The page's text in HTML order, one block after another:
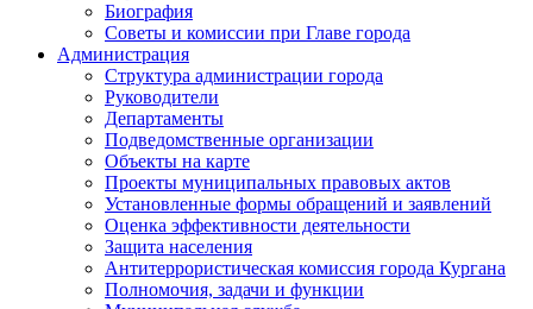
Биография
Советы и комиссии при Главе города
Администрация
Структура администрации города
Руководители
Департаменты
Подведомственные организации
Объекты на карте
Проекты муниципальных правовых актов
Установленные формы обращений и заявлений
Оценка эффективности деятельности
Защита населения
Антитеррористическая комиссия города Кургана
Полномочия, задачи и функции